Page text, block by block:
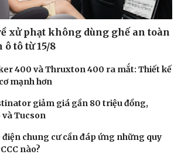
xử phạt không dùng ghế an toàn
tô từ 15/8
400 và Thruxton 400 ra mắt: Thiết kế
mạnh hơn
giảm giá gần 80 triệu đồng,
và Tucson
điện chung cư cần đáp ứng những quy
nào?